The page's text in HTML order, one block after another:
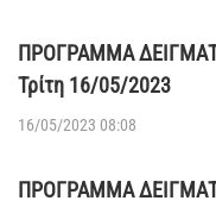
ΠΡΟΓΡΑΜΜΑ
Τρίτη 16/05/2023
16/05/2023 08:08
ΠΡΟΓΡΑΜΜΑ